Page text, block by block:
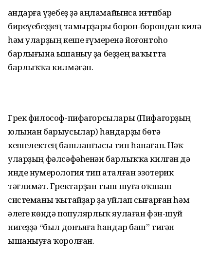
Һандарға үҙебеҙ ҙә аңламайынса иғтибар
биреүебеҙҙең тамырҙары борон-борондан килә
һәм уларҙың кеше ғүмеренә йоғонтоһо
барлығына ышаныу ҙа беҙҙең ваҡытта
барлыҡҡа килмәгән.
Грек философ-пифагорсылары (Пифагорҙың
юлынан барыусылар) һандарҙы бөтә
кешелектең башланғысы тип һанаған. Нәҡ
уларҙың фәлсәфәһенән барлыҡҡа килгән дә
инде нумерология тип аталған эзотерик
тәғлимәт. Гректарҙан тыш шуға оҡшаш
системаны ҡытайҙар ҙа уйлап сығарған һәм
әлеге көндә популярлыҡ яулаған фэн-шуй
нигеҙҙә “был донъяға һандар баш” тигән
ышаныуға ҡоролған.